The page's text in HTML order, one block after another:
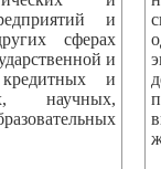
и
сферах
и
и
научных,